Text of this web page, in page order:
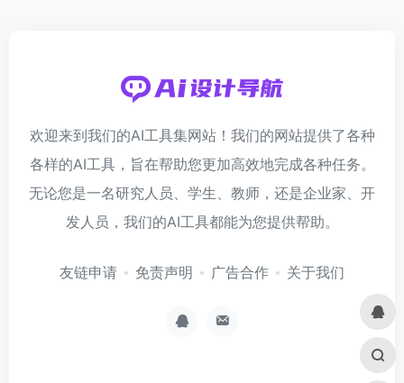
欢迎来到我们的AI工具集网站！我们的网站提供了各种
各样的AI工具，旨在帮助您更加高效地完成各种任务。
无论您是一名研究人员、学生、教师，还是企业家、开
发人员，我们的AI工具都能为您提供帮助。
友链申请 免责声明 广告合作 关于我们